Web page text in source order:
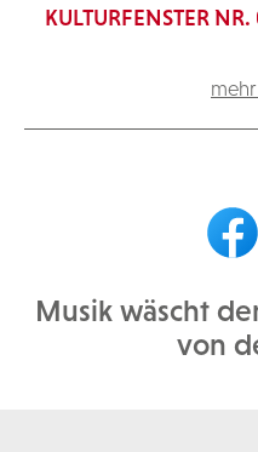
KULTURFENSTER
Musik wäscht
von